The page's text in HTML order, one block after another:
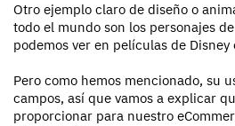
Otro ejemplo claro de diseño o
todo el mundo son los personajes
podemos ver en películas de Disney
Pero como hemos mencionado, su
campos, así que vamos a explicar
proporcionar para nuestro